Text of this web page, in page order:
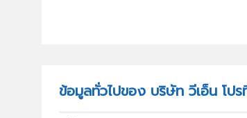
ข้อมูลทั่วไปของ บริษัท วีเอ็น โป